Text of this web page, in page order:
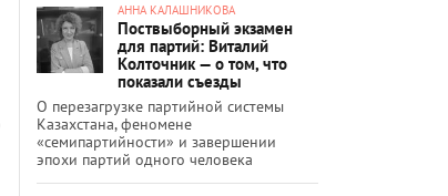
АННА КАЛАШНИКОВА
Поствыборный экзамен
для партий: Виталий
Колточник — о том, что
показали съезды
О перезагрузке партийной системы
Казахстана, феномене
«семипартийности» и завершении
эпохи партий одного человека